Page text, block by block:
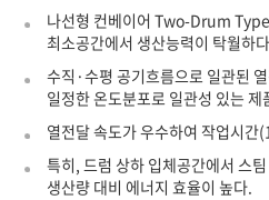
나선형 컨베이어 Two-Drum
최소공간에서 생산능력이 탁월하
수직·수평 공기흐름으로 일관된
일정한 온도분포로 일관성 있는
열전달 속도가 우수하여 작업시
특히, 드럼 상하 입체공간에서 스
생산량 대비 에너지 효율이 높다.